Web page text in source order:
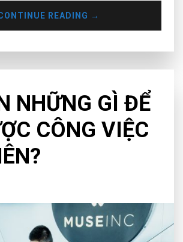
READING →
NHỮNG GÌ ĐỂ
CÔNG VIỆC